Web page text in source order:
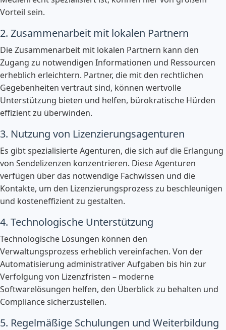
Vorteil sein.
2. Zusammenarbeit mit lokalen Partnern
Die Zusammenarbeit mit lokalen Partnern kann den
Zugang zu notwendigen Informationen und Ressourcen
erheblich erleichtern. Partner, die mit den rechtlichen
Gegebenheiten vertraut sind, können wertvolle
Unterstützung bieten und helfen, bürokratische Hürden
effizient zu überwinden.
3. Nutzung von Lizenzierungsagenturen
Es gibt spezialisierte Agenturen, die sich auf die Erlangung
von Sendelizenzen konzentrieren. Diese Agenturen
verfügen über das notwendige Fachwissen und die
Kontakte, um den Lizenzierungsprozess zu beschleunigen
und kosteneffizient zu gestalten.
4. Technologische Unterstützung
Technologische Lösungen können den
Verwaltungsprozess erheblich vereinfachen. Von der
Automatisierung administrativer Aufgaben bis hin zur
Verfolgung von Lizenzfristen – moderne
Softwarelösungen helfen, den Überblick zu behalten und
Compliance sicherzustellen.
5. Regelmäßige Schulungen und Weiterbildung